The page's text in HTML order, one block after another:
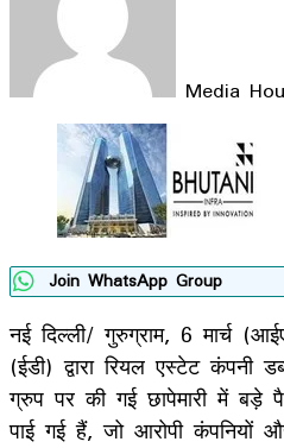
Media
Facebook
LinkedIn
WhatsApp
Telegram
Join WhatsApp Group
नई दिल्ली/ गुरुग्राम, 6 मार्च
(ईडी) द्वारा रियल एस्टेट कंपनी
ग्रुप पर की गई छापेमारी में बड़े
पाई गई हैं, जो आरोपी कंपनियों